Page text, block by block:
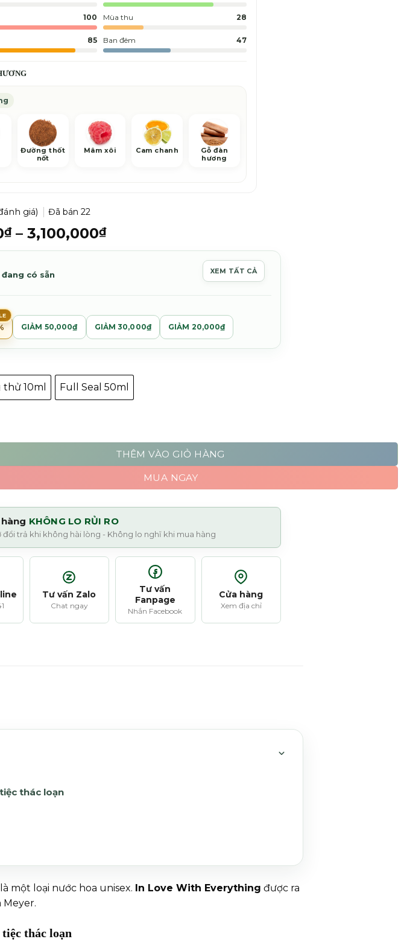
100 Mùa thu 28
85 Ban đêm 47
Đường thốt
nốt
Mâm xôi Cam chanh
Gỗ đàn
hương
giá) Đã bán 22
₫ – 3,100,000₫Khoảng
giá:
có sẵn XEM TẤT CẢ
GIẢM 50,000₫ GIẢM 30,000₫ GIẢM 20,000₫
10ml Full Seal 50ml
Everything - Imaginary Authors số lượng
THÊM VÀO GIỎ HÀNG
MUA NGAY
KHÔNG LO RỦI RO
đổi trả khi không hài lòng - Không lo nghĩ khi mua hàng
Tư vấn Zalo
Chat ngay
Tư vấn
Fanpage
Nhắn Facebook
Cửa hàng
Xem địa chỉ
thác loạn
một loại nước hoa unisex. In Love With Everything được ra
Meyer.
thác loạn